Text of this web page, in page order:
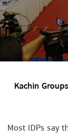
Kachin
Most IDPs say